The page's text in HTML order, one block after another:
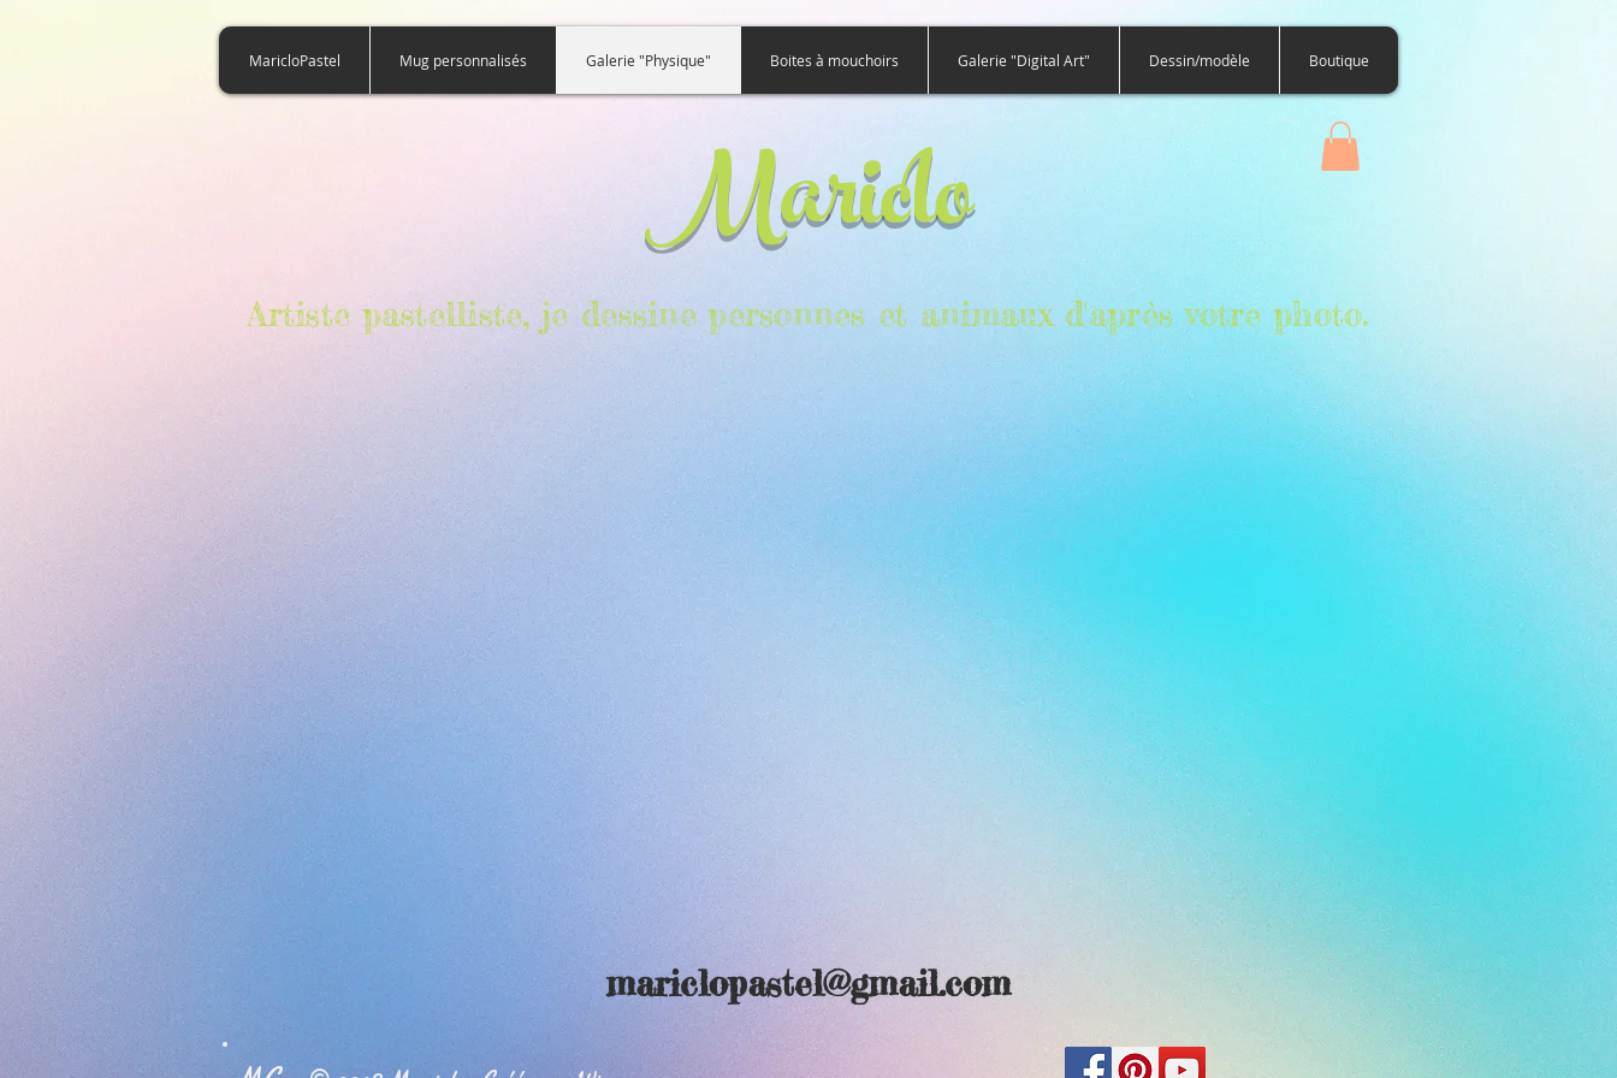
MaricloPastel Mug personnalisés Galerie "Physique" Boites à mouchoirs Galerie "Digital Art" Dessin/modèle Boutique
Mariclo
Artiste pastelliste, je dessine personnes et animaux d'après votre photo.
mariclopastel@gmail.com